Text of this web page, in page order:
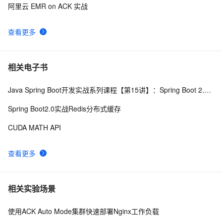
查看更多
阿里云 EMR on ACK 实战
相关电子书
查看更多
Java Spring Boot开发实战系列课程【第15讲】：Spring Boot 2.0 API与Spring REST Docs实战
Spring Boot2.0实战Redis分布式缓存
CUDA MATH API
相关实验场景
使用ACK Auto Mode集群快速部署Nginx工作负载